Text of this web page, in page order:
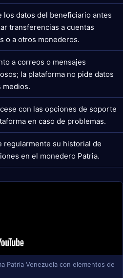
los datos del beneficiario antes
transferencias a cuentas
o a otros monederos.
a correos o mensajes
la plataforma no pide datos
medios.
con las opciones de soporte
en caso de problemas.
regularmente su historial de
en el monedero Patria.
Patria Venezuela con elementos de